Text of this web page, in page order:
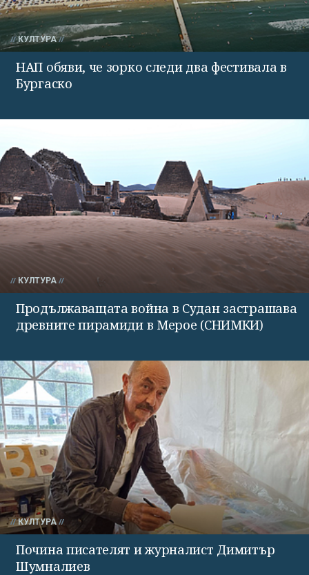
КУЛТУРА
НАП обяви, че зорко следи два фестивала в
Бургаско
КУЛТУРА
Продължаващата война в Судан застрашава
древните пирамиди в Мерое (СНИМКИ)
КУЛТУРА
Почина писателят и журналист Димитър
Шумналиев